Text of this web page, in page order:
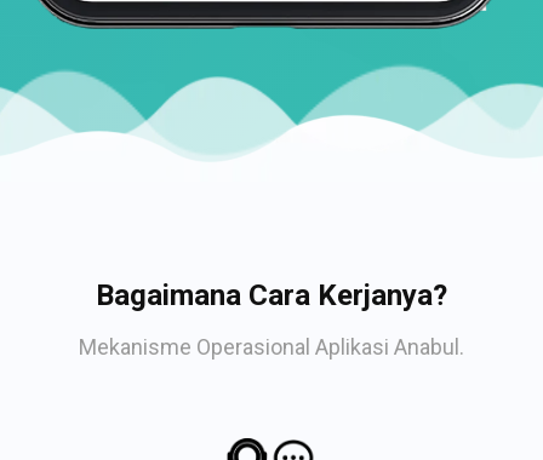
Bagaimana Cara Kerjanya?
Mekanisme Operasional Aplikasi Anabul.